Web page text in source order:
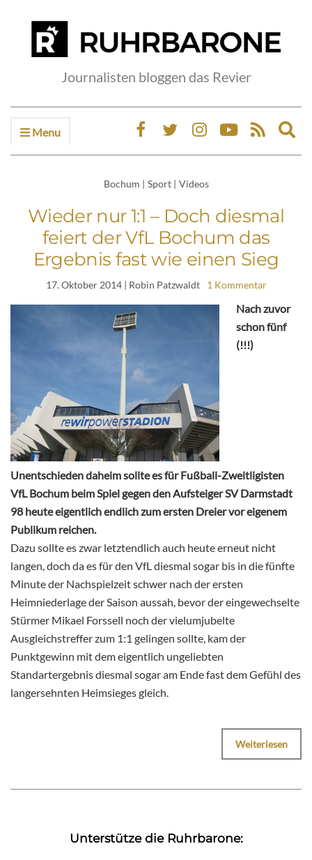
Journalisten bloggen das Revier
Menu
Bochum | Sport | Videos
Wieder nur 1:1 – Doch diesmal
feiert der VfL Bochum das
Ergebnis fast wie einen Sieg
17. Oktober 2014| Robin Patzwaldt 1 Kommentar
Nach zuvor
schon fünf
(!!!)
Unentschieden daheim sollte es für Fußball-Zweitligisten
VfL Bochum beim Spiel gegen den Aufsteiger SV Darmstadt
98 heute eigentlich endlich zum ersten Dreier vor eigenem
Publikum reichen.
Dazu sollte es zwar letztendlich auch heute erneut nicht
langen, doch da es für den VfL diesmal sogar bis in die fünfte
Minute der Nachspielzeit schwer nach der ersten
Heimniederlage der Saison aussah, bevor der eingewechselte
Stürmer Mikael Forssell noch der vielumjubelte
Ausgleichstreffer zum 1:1 gelingen sollte, kam der
Punktgewinn mit dem eigentlich ungeliebten
Standartergebnis diesmal sogar am Ende fast dem Gefühl des
langersehnten Heimsieges gleich.
Weiterlesen
Unterstütze die Ruhrbarone: